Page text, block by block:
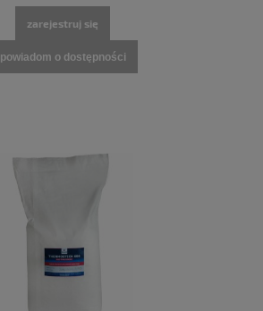
zarejestruj się
powiadom o dostępności